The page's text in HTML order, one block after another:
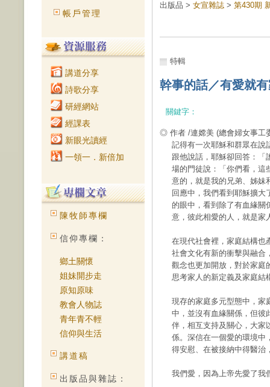
帳戶管理
講道分享
詩歌分享
研經網站
經課表
新眼光讀經
一領一．新倍加
陳牧師專欄
信仰專欄：
鄉土關懷
姐妹開步走
原知原味
教會人物誌
青年青不輕
信仰與生活
講道稿
出版品與雜誌：
出版品 > 女宣雜誌 > 第430期
特輯
幹事的話／有愛就
關鍵字：
◎ 作者 /連嫦美 (總會婦女事工
記得有一次耶穌和群眾在說
跟他說話，耶穌卻回答：「
場的門徒說：「你們看，這
意的，就是我的兄弟、姊妹
回應中，我們看到耶穌擴
的眼中，看到除了有血緣關
意，彼此相愛的人，就是家
在現代社會裡，家庭結構也
社會文化有新的衝擊與融合
觀念也更加開放，對於家庭
思考家人的新定義及家庭結
現存的家庭多元型態中，家
中，並沒有血緣關係，但彼
伴，相互支持及關心，大家
係。深信在一個愛的環境中
得安慰、在被接納中得醫治
我們愛，因為上帝先愛了我